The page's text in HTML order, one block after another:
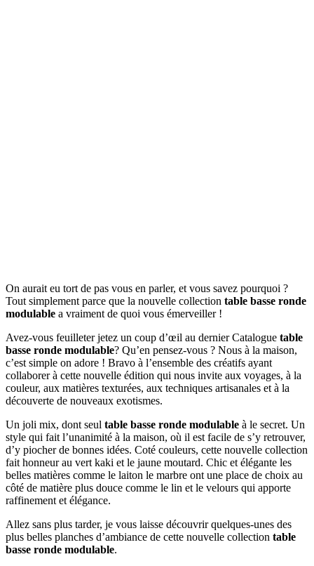
On aurait eu tort de pas vous en parler, et vous savez pourquoi ?
Tout simplement parce que la nouvelle collection table basse ronde
modulable a vraiment de quoi vous émerveiller !
Avez-vous feuilleter jetez un coup d’œil au dernier Catalogue table
basse ronde modulable? Qu’en pensez-vous ? Nous à la maison,
c’est simple on adore ! Bravo à l’ensemble des créatifs ayant
collaborer à cette nouvelle édition qui nous invite aux voyages, à la
couleur, aux matières texturées, aux techniques artisanales et à la
découverte de nouveaux exotismes.
Un joli mix, dont seul table basse ronde modulable à le secret. Un
style qui fait l’unanimité à la maison, où il est facile de s’y retrouver,
d’y piocher de bonnes idées. Coté couleurs, cette nouvelle collection
fait honneur au vert kaki et le jaune moutard. Chic et élégante les
belles matières comme le laiton le marbre ont une place de choix au
côté de matière plus douce comme le lin et le velours qui apporte
raffinement et élégance.
Allez sans plus tarder, je vous laisse découvrir quelques-unes des
plus belles planches d’ambiance de cette nouvelle collection table
basse ronde modulable.